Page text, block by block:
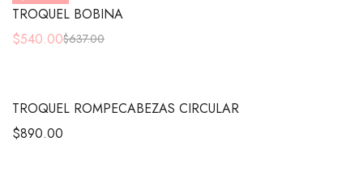
TROQUEL BOBINA
$637.00
$540.00
TROQUEL ROMPECABEZAS CIRCULAR
$890.00